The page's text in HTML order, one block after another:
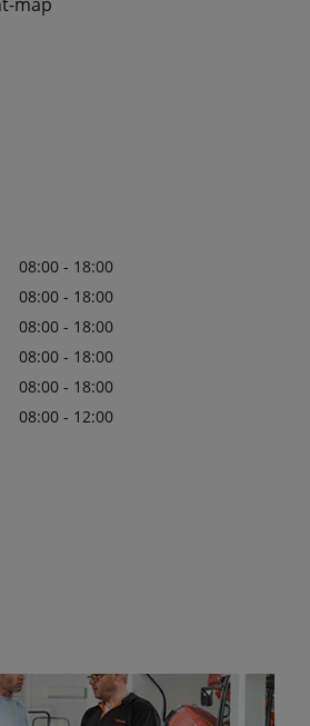
08:00 - 18:00
08:00 - 18:00
08:00 - 18:00
08:00 - 18:00
08:00 - 18:00
08:00 - 12:00